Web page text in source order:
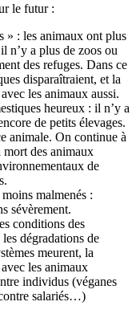
le futur :
» : les animaux ont plus
n’y a plus de zoos ou
des refuges. Dans ce
disparaîtraient, et la
les animaux aussi.
heureux : il n’y a
de petits élevages.
animale. On continue à
des animaux
de
malmenés :
sévèrement.
conditions des
dégradations de
meurent, la
les animaux
individus (véganes
salariés…)